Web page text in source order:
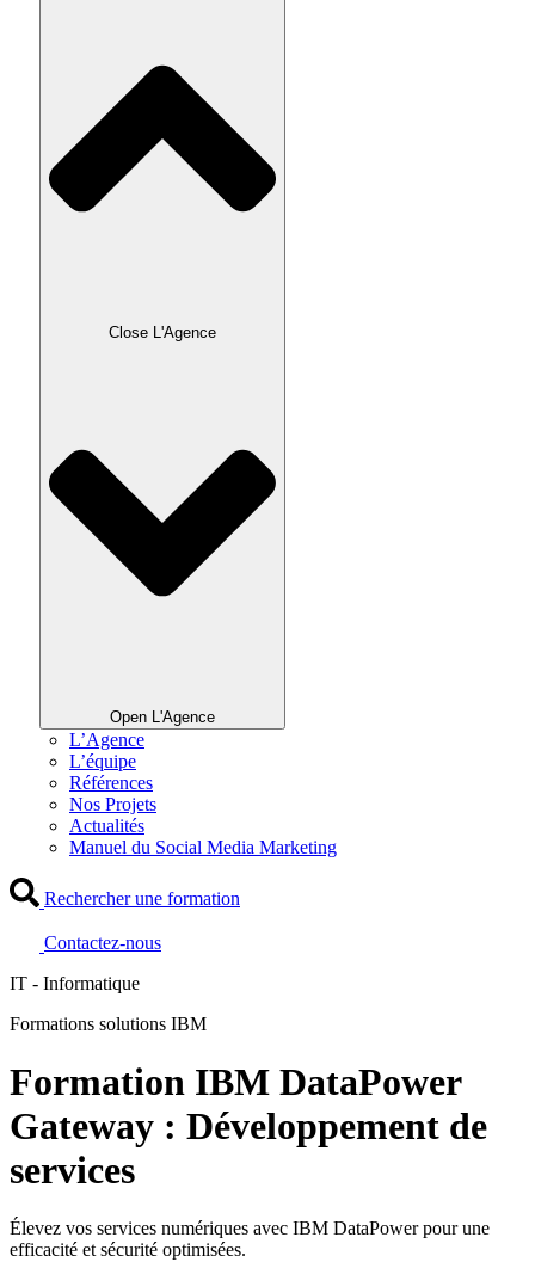
Close L'Agence
Open L'Agence
L’Agence
L’équipe
Références
Nos Projets
Actualités
Manuel du Social Media Marketing
Rechercher une formation
Contactez-nous
IT - Informatique
Formations solutions IBM
Formation IBM DataPower
Gateway : Développement de
services
Élevez vos services numériques avec IBM DataPower pour une
efficacité et sécurité optimisées.